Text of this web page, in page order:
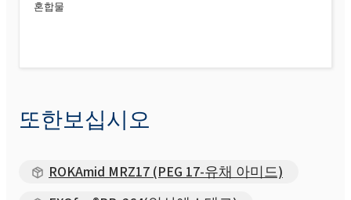
혼합물
또한보십시오
ROKAmid MRZ17 (PEG 17-유채 아미드)